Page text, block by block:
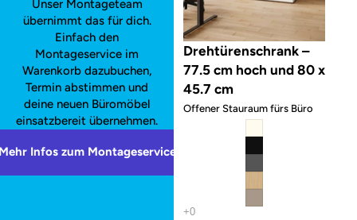
Unser Montageteam
übernimmt das für dich.
Einfach den
Montageservice im
Warenkorb dazubuchen,
Termin abstimmen und
deine neuen Büromöbel
einsatzbereit übernehmen.
Infos zum Montageservice
Drehtürenschrank –
77.5 cm hoch und 80 x
45.7 cm
Offener Stauraum fürs Büro